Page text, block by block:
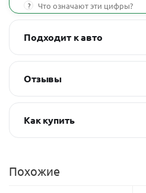
? Что означают эти цифры?
Подходит к авто
Отзывы
Как купить
Похожие